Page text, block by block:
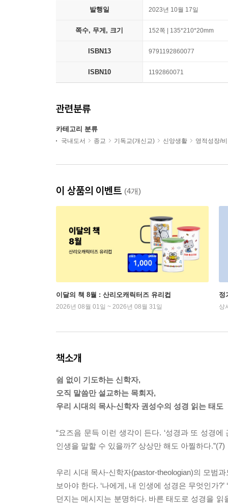
발행일 2023년 10월 17일
쪽수, 무게, 크기 152쪽 | 135*210*20mm
ISBN13 9791192860077
ISBN10 1192860071
관련분류
카테고리 분류
국내도서 종교 기독교(개신교) 신앙생활 영적성장/
이 상품의 이벤트 (4개)
이달의 책 8월 : 산리오캐릭터즈 유리컵
2026년 08월 01일 ~ 2026년 08월 31일
정
상
책소개
쉼 없이 기도하는 신학자,
오직 말씀만 설교하는 목회자,
우리 시대의 목사-신학자 권성수의 성경 읽는 태도
“요즈음 문득 이런 생각이 든다. ‘성경과 또 성경
인생을 말할 수 있을까?’ 상상만 해도 아찔하다.”(7)
우리 시대 목사-신학자(pastor-theologian)의 모범
보아야 한다. ‘나에게, 내 인생에 성경은 무엇인가
던지는 메시지는 분명하다. 바른 태도로 성경을